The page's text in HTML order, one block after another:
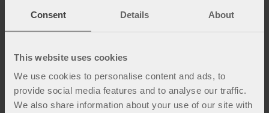
Consent Details About
This website uses cookies
We use cookies to personalise content and ads, to
provide social media features and to analyse our traffic.
We also share information about your use of our site with